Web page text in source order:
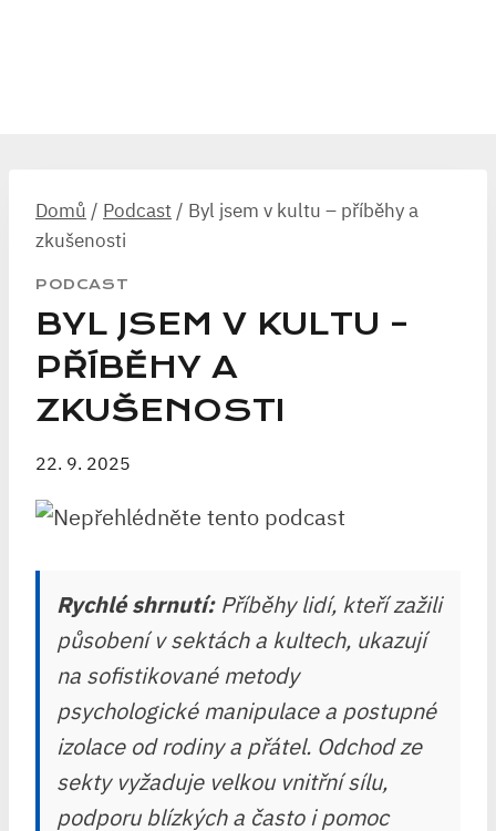
Domů / Podcast / Byl jsem v kultu – příběhy a
zkušenosti
PODCAST
BYL JSEM V KULTU –
PŘÍBĚHY A
ZKUŠENOSTI
22. 9. 2025
Rychlé shrnutí:Příběhy lidí, kteří zažili
působení v sektách a kultech, ukazují
na sofistikované metody
psychologické manipulace a postupné
izolace od rodiny a přátel. Odchod ze
sekty vyžaduje velkou vnitřní sílu,
podporu blízkých a často i pomoc